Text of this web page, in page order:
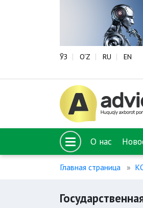
ЎЗ O‘Z RU EN
О нас
Главная страница